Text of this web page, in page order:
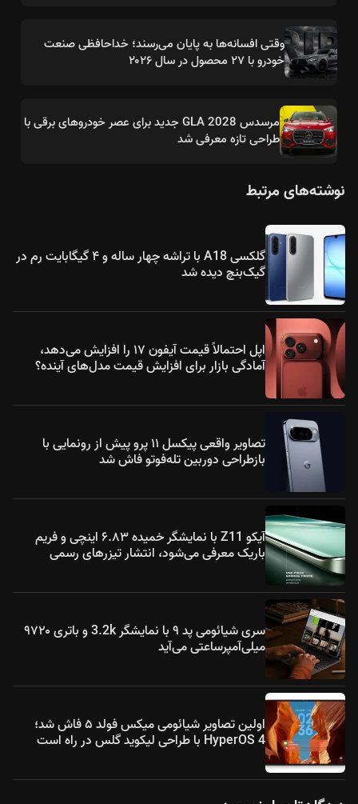
وقتی افسانه‌ها به پایان می‌رسند؛ خداحافظی صنعت
خودرو با ۲۷ محصول در سال ۲۰۲۶
مرسدس GLA 2028 جدید برای عصر خودروهای برقی با
طراحی تازه معرفی شد
نوشته‌های مرتبط
گلکسی A18 با تراشه چهار ساله و ۴ گیگابایت رم در
گیک‌بنچ دیده شد
اپل احتمالاً قیمت آیفون ۱۷ را افزایش می‌دهد،
آمادگی بازار برای افزایش قیمت مدل‌های آینده؟
تصاویر واقعی پیکسل ۱۱ پرو پیش از رونمایی با
بازطراحی دوربین تله‌فوتو فاش شد
آیکو Z11 با نمایشگر خمیده ۶.۸۳ اینچی و فریم
باریک معرفی می‌شود، انتشار تیزرهای رسمی
سری شیائومی پد ۹ با نمایشگر 3.2k و باتری ۹۷۲۰
میلی‌آمپرساعتی می‌آید
اولین تصاویر شیائومی میکس فولد ۵ فاش شد؛
HyperOS 4 با طراحی لیکوید گلس در راه است